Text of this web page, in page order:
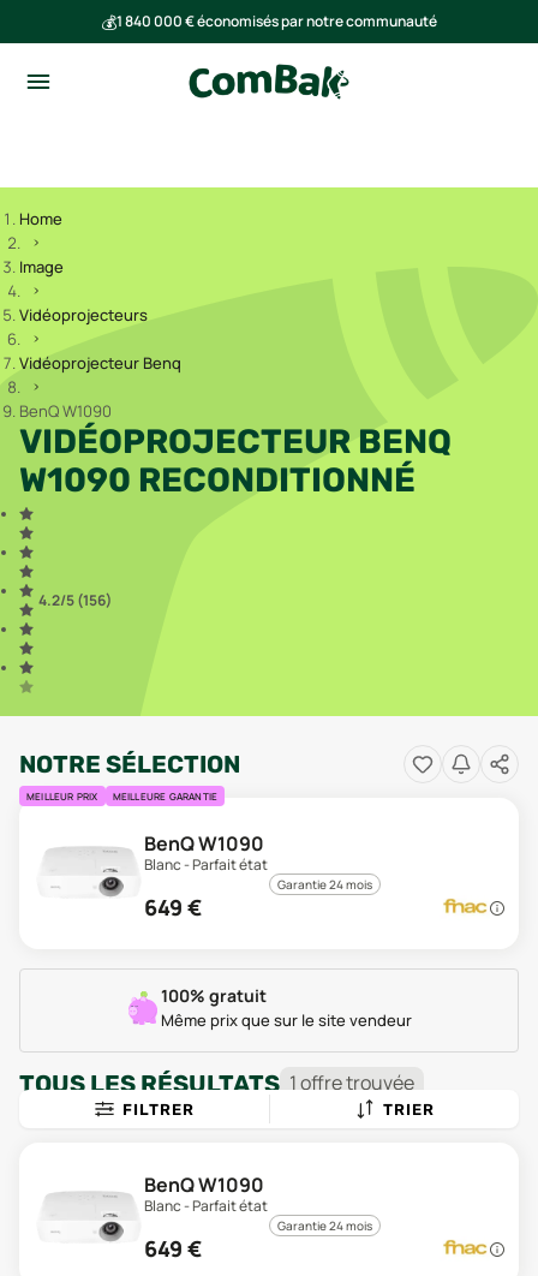
💰1 840 000 € économisés par notre communauté
Home
Image
Vidéoprojecteurs
Vidéoprojecteur Benq
BenQ W1090
VIDÉOPROJECTEUR BENQ
W1090 RECONDITIONNÉ
4.2/5 (156)
NOTRE SÉLECTION
MEILLEUR PRIX MEILLEURE GARANTIE
BenQ W1090
Blanc - Parfait état
Garantie 24 mois
649 €
100% gratuit
Même prix que sur le site vendeur
TOUS LES RÉSULTATS 1offretrouvée
FILTRER TRIER
BenQ W1090
Blanc - Parfait état
Garantie 24 mois
649 €